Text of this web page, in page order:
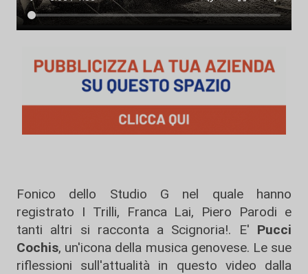
Fonico dello Studio G nel quale hanno
registrato I Trilli, Franca Lai, Piero Parodi e
tanti altri si racconta a Scignoria!. E' Pucci
Cochis, un'icona della musica genovese. Le sue
riflessioni sull'attualità in questo video dalla